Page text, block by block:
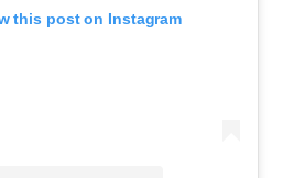
this post on Instagram